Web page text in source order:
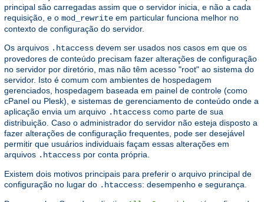
principal são carregadas assim que o servidor inicia, e não a cada
requisição, e o mod_rewrite em particular funciona melhor no
contexto de configuração do servidor.
Os arquivos .htaccess devem ser usados ​​nos casos em que os
provedores de conteúdo precisam fazer alterações de configuração
no servidor por diretório, mas não têm acesso "root" ao sistema do
servidor. Isto é comum com ambientes de hospedagem
gerenciados, hospedagem baseada em painel de controle (como
cPanel ou Plesk), e sistemas de gerenciamento de conteúdo onde a
aplicação envia um arquivo .htaccess como parte de sua
distribuição. Caso o administrador do servidor não esteja disposto a
fazer alterações de configuração frequentes, pode ser desejável
permitir que usuários individuais façam essas alterações em
arquivos .htaccess por conta própria.
Existem dois motivos principais para preferir o arquivo principal de
configuração no lugar do .htaccess: desempenho e segurança.